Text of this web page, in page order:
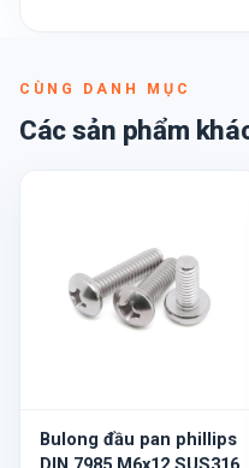
CÙNG DANH MỤC
Các sản phẩm
Bulong đầu pan phillips